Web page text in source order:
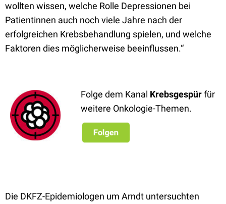
wollten wissen, welche Rolle Depressionen bei
Patientinnen auch noch viele Jahre nach der
erfolgreichen Krebsbehandlung spielen, und welche
Faktoren dies möglicherweise beeinflussen.“
Folge dem Kanal Krebsgespürfür
weitere Onkologie-Themen.
Die DKFZ-Epidemiologen um Arndt untersuchten